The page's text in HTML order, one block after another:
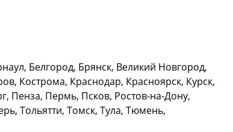
Белгород, Брянск, Великий Новгород,
Кострома, Краснодар, Красноярск, Курск,
Пенза, Пермь, Псков, Ростов-на-Дону,
Тольятти, Томск, Тула, Тюмень,